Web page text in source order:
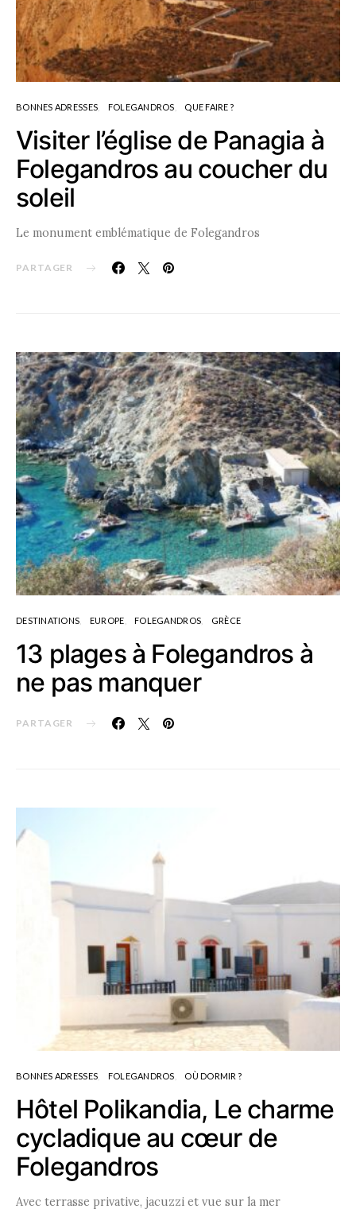
BONNES ADRESSES FOLEGANDROS QUE FAIRE ?
Visiter l’église de Panagia à
Folegandros au coucher du
soleil
Le monument emblématique de Folegandros
PARTAGER
DESTINATIONS EUROPE FOLEGANDROS GRÈCE
13 plages à Folegandros à
ne pas manquer
PARTAGER
BONNES ADRESSES FOLEGANDROS OÙ DORMIR ?
Hôtel Polikandia, Le charme
cycladique au cœur de
Folegandros
Avec terrasse privative, jacuzzi et vue sur la mer